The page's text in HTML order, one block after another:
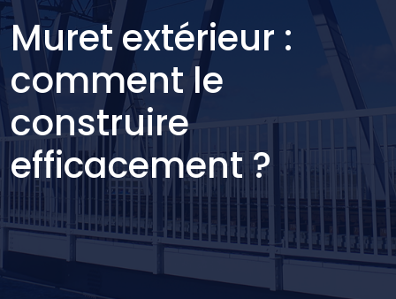
Muret extérieur :
comment le
construire
efficacement ?